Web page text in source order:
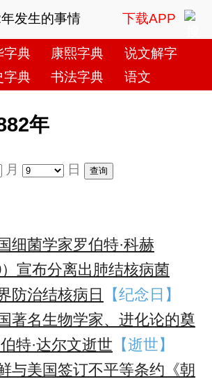
发生的事情 下载APP
字典 康熙字典
说文解字
字典 书法字典 语文
年
月 日
细菌学家罗伯特·科赫
）宣布分离出肺结核病菌
防治结核病日
【纪念日】
著名生物学家、进化论的奠
特·达尔文逝世 【逝世】
与美国签订不平等条约《朝